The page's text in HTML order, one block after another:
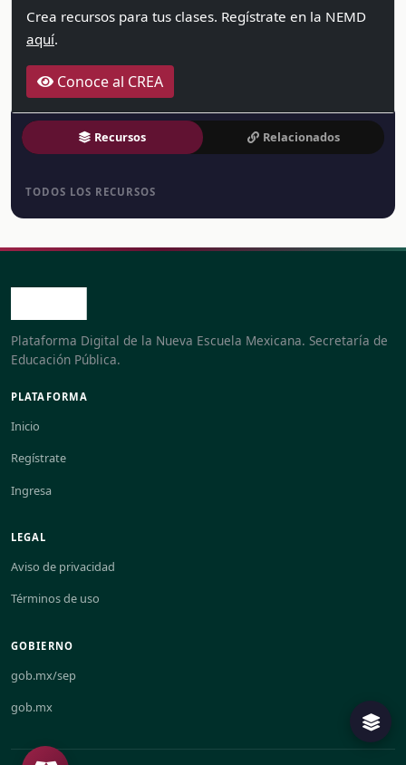
Crea recursos para tus clases. Regístrate en la NEMD
aquí.
Conoce al CREA
Recursos Relacionados
TODOS LOS RECURSOS
Plataforma Digital de la Nueva Escuela Mexicana. Secretaría de
Educación Pública.
PLATAFORMA
Inicio
Regístrate
Ingresa
LEGAL
Aviso de privacidad
Términos de uso
GOBIERNO
gob.mx/sep
gob.mx